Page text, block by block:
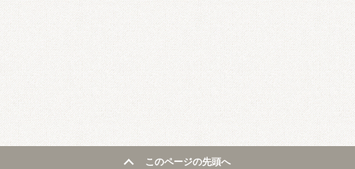
このページの先頭へ